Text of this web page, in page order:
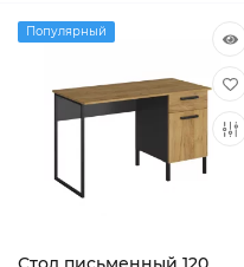
Популярный